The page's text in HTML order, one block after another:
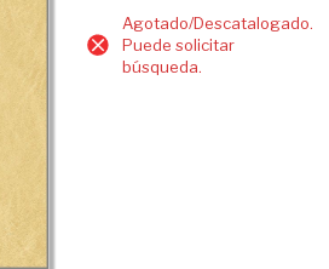
Agotado/Descatalogado.
Puede solicitar
búsqueda.